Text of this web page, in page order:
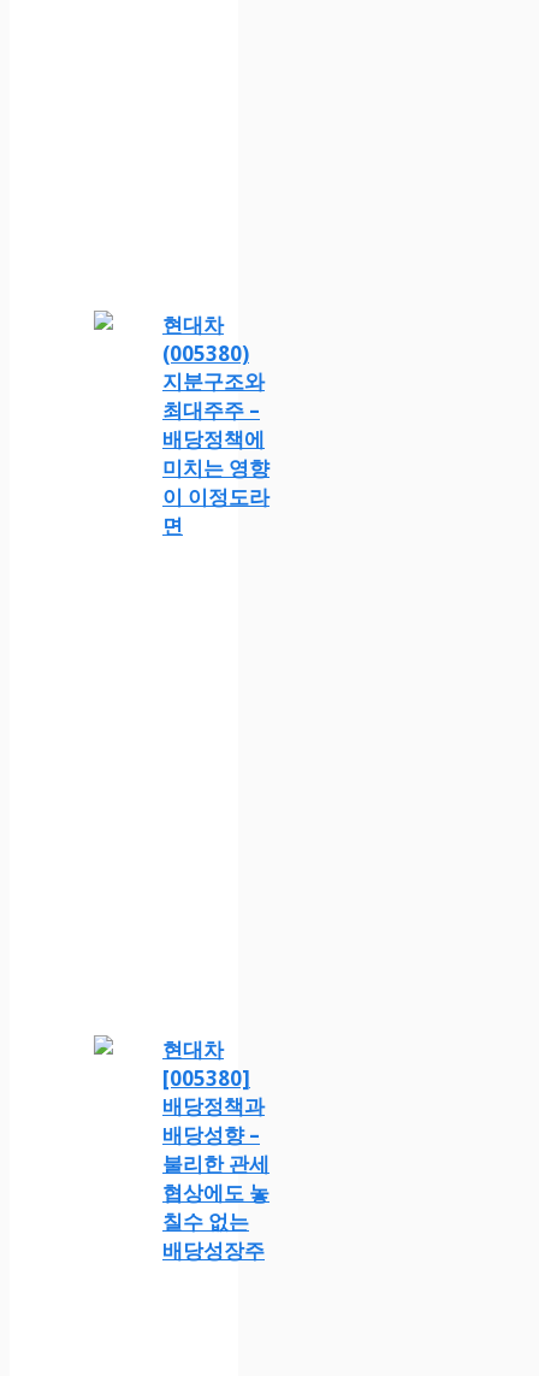
현대차
(005380)
지분구조와
최대주주 –
배당정책에
미치는 영향
이 이정도라
면
현대차
[005380]
배당정책과
배당성향 –
불리한 관세
협상에도 놓
칠수 없는
배당성장주